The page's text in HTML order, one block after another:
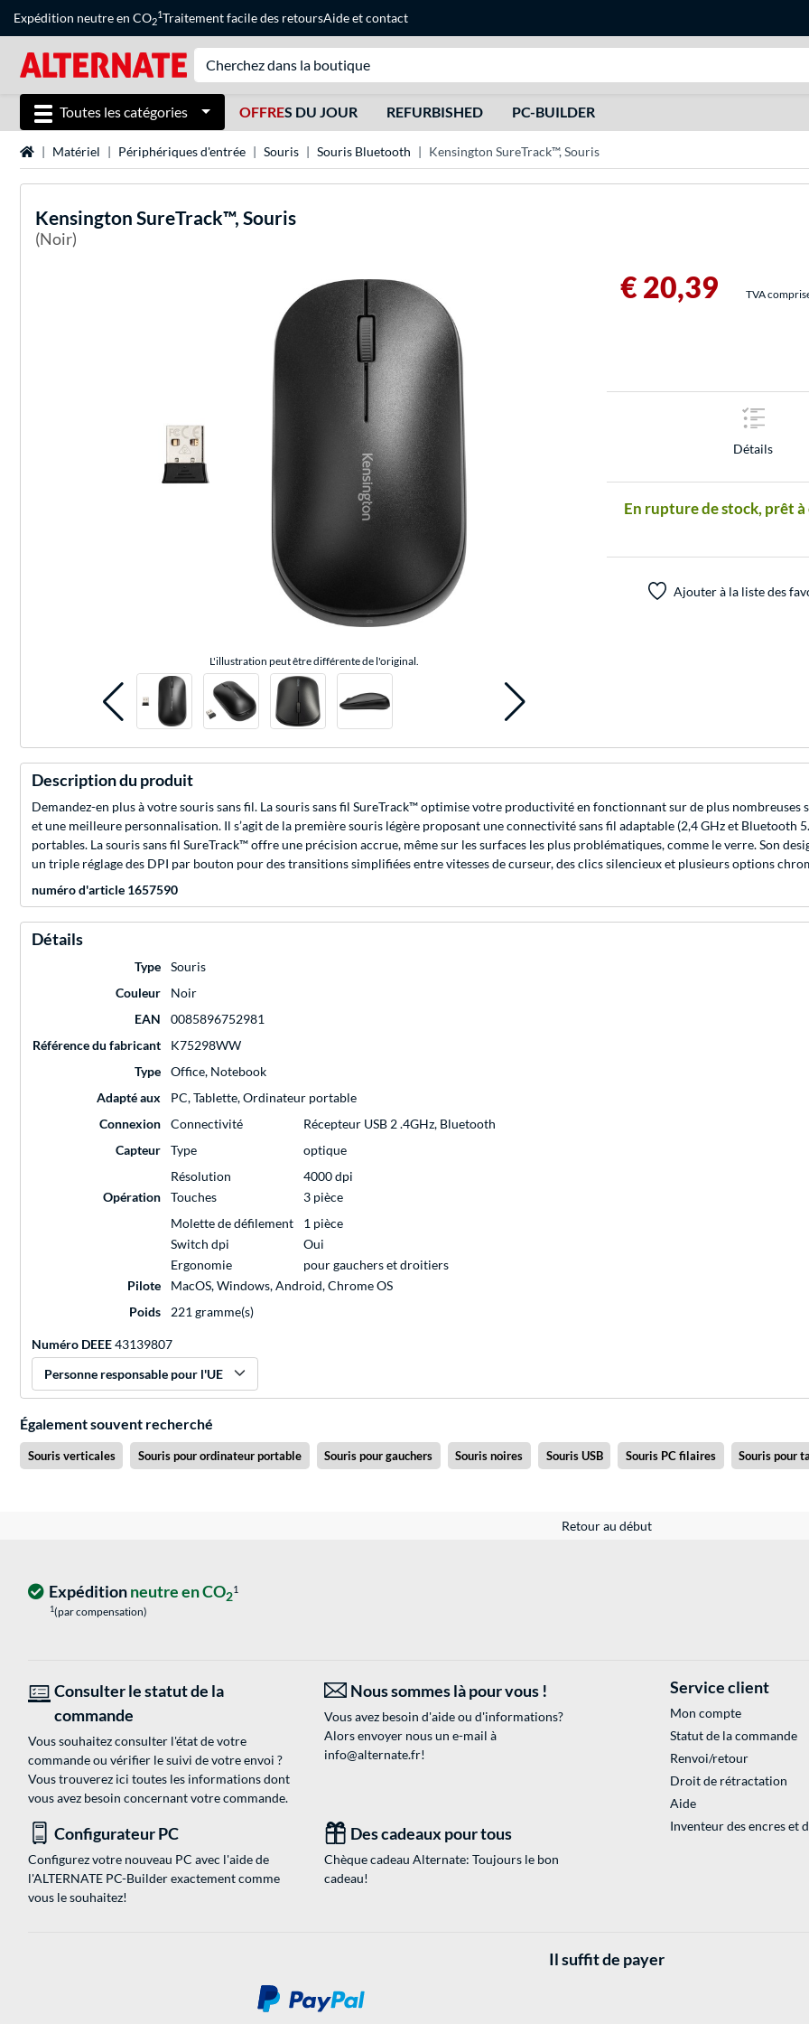
Expédition neutre en CO2
1Traitement facile des retoursAideetcontact
Toutes les catégories OFFRES DU JOUR REFURBISHED PC-BUILDER
Page d'accueil
Matériel Périphériques d'entrée Souris Souris Bluetooth Kensington SureTrack™, Souris
Kensington SureTrack™, Souris
(Noir)
L'illustration peut être différente de l'original.
€ 20,39 TVA
Détails
En rupture de stock, prêt
Ajouter à la liste des
Description du produit
Demandez-en plus à votre souris sans fil. La souris sans fil SureTrack™ optimise votre productivité en fonctionnant sur de plus
et une meilleure personnalisation. Il s’agit de la première souris légère proposant une connectivité sans fil adaptable (2,4 GHz et
portables. La souris sans fil SureTrack™ offre une précision accrue, même sur les surfaces les plus problématiques, comme le verre. Son
un triple réglage des DPI par bouton pour des transitions simplifiées entre vitesses de curseur, des clics silencieux et plusieurs options
numéro d'article 1657590
Détails
Type
Souris
Couleur
Noir
EAN
0085896752981
Référence du fabricant
K75298WW
Type
Office, Notebook
Adapté aux
PC, Tablette, Ordinateur portable
Connexion
Connectivité
Récepteur USB 2 .4GHz, Bluetooth
Capteur
Type
optique
Résolution
4000 dpi
Opération
Touches
3 pièce
Molette de défilement
1 pièce
Switch dpi
Oui
Ergonomie
pour gauchers et droitiers
Pilote
MacOS, Windows, Android, Chrome OS
Poids
221 gramme(s)
Numéro DEEE43139807
Personne responsable pour l'UE
Également souvent recherché
Souris verticales Souris pour ordinateur portable Souris pour gauchers Souris noires Souris USB Souris PC filaires Souris pour
Retour au début
Expéditionneutre en CO21
1(par compensation)
Consulter le statut de la
commande
Vous souhaitez consulter l'état de votre
commande ou vérifier le suivi de votre envoi ?
Vous trouverez ici toutes les informations dont
vous avez besoin concernant votre commande.
Nous sommes là pour vous !
Vous avez besoin d'aide ou d'informations?
Alors envoyer nous un e-mail à
info@alternate.fr!
Configurateur PC
Configurez votre nouveau PC avec l'aide de
l'ALTERNATE PC-Builder exactement comme
vous le souhaitez!
Des cadeaux pour tous
Chèque cadeau Alternate: Toujours le bon
cadeau!
Service client
Mon compte
Statut de la commande
Renvoi/retour
Droit de rétractation
Aide
Inventeur des encres et
Il suffit de payer